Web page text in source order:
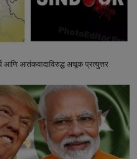
आणि आतंकवादाविरुद्ध अचूक प्रत्युत्तर